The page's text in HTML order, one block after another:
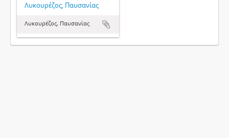
Λυκουρέζος, Παυσανίας
Λυκουρέζος, Παυσανίας